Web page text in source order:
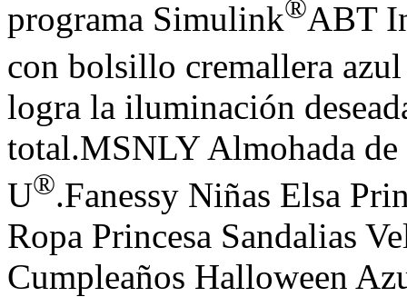
programa Simulink®ABT
con bolsillo cremallera azul
logra la iluminación
total.MSNLY Almohada de
U®.Fanessy Niñas Elsa
Ropa Princesa Sandalias
Cumpleaños Halloween